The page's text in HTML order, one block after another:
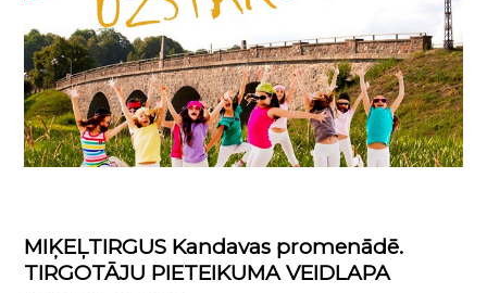
MIĶEĻTIRGUS Kandavas promenādē.
TIRGOTĀJU PIETEIKUMA VEIDLAPA